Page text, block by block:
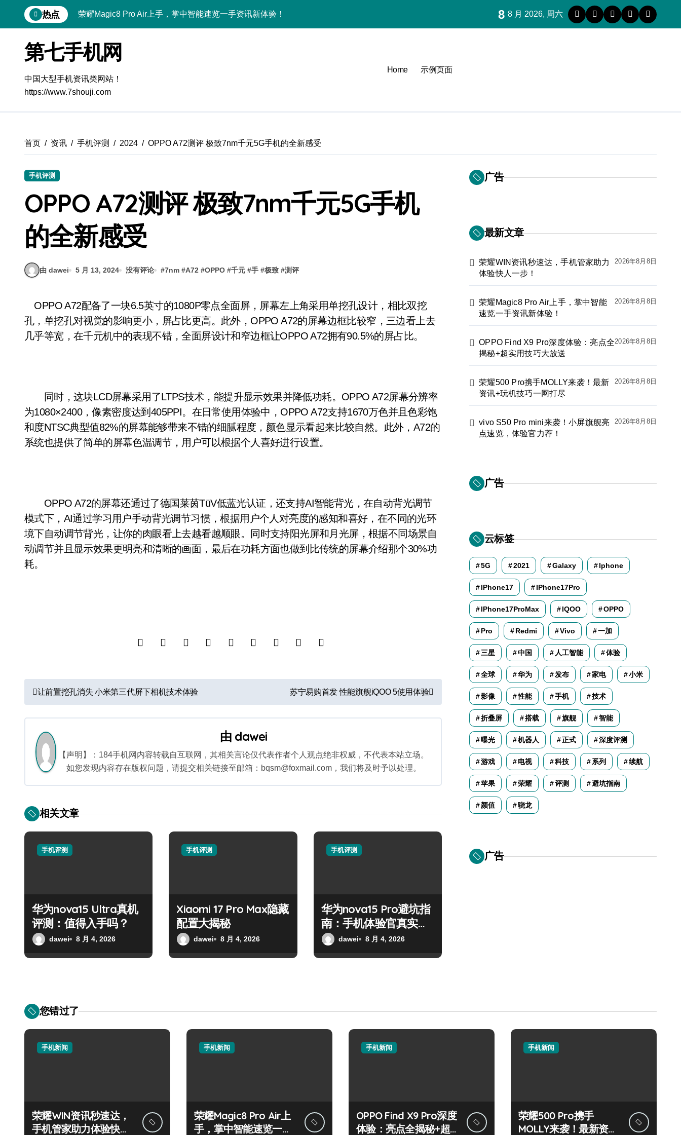
到
热点 荣耀Magic8 Pro Air上手，掌中智能速览一手资讯新体验！
荣耀500 Pro携手MOLLY来袭！最新资讯+玩机技巧一网打尽
vivo S50 Pro mini来袭！小屏旗舰亮点速览，体验官力荐！
REDMI K90深度揭秘：性能影像双突破，体验官带你抢先看！
华为nova 15 Ultra新功能解锁，速来get优惠体验！
iPhone 17e震撼来袭！性能配置大升级，速来围观！
荣耀WIN资讯秒速达，手机管家助力体验快人一步！
8 8 月 2026, 周六
第七手机网
中国大型手机资讯类网站！
https://www.7shouji.com
Home 示例页面
首页 资讯 手机评测 2024 OPPO A72测评 极致7nm千元5G手机的全新感受
手机评测
OPPO A72测评 极致7nm千元5G手机
的全新感受
由 dawei 5 月 13, 2024 没有评论 #7nm #A72 #OPPO #千元 #手 #极致 #测评
OPPO A72配备了一块6.5英寸的1080P零点全面屏，屏幕左上角采用单挖孔设计，相比双挖
孔，单挖孔对视觉的影响更小，屏占比更高。此外，OPPO A72的屏幕边框比较窄，三边看上去
几乎等宽，在千元机中的表现不错，全面屏设计和窄边框让OPPO A72拥有90.5%的屏占比。
同时，这块LCD屏幕采用了LTPS技术，能提升显示效果并降低功耗。OPPO A72屏幕分辨率
为1080×2400，像素密度达到405PPI。在日常使用体验中，OPPO A72支持1670万色并且色彩饱
和度NTSC典型值82%的屏幕能够带来不错的细腻程度，颜色显示看起来比较自然。此外，A72的
系统也提供了简单的屏幕色温调节，用户可以根据个人喜好进行设置。
OPPO A72的屏幕还通过了德国莱茵TüV低蓝光认证，还支持AI智能背光，在自动背光调节
模式下，AI通过学习用户手动背光调节习惯，根据用户个人对亮度的感知和喜好，在不同的光环
境下自动调节背光，让你的肉眼看上去越看越顺眼。同时支持阳光屏和月光屏，根据不同场景自
动调节并且显示效果更明亮和清晰的画面，最后在功耗方面也做到比传统的屏幕介绍那个30%功
耗。
文
章
导
航
让前置挖孔消失 小米第三代屏下相机技术体验 苏宁易购首发 性能旗舰iQOO 5使用体验
由 dawei
【声明】：184手机网内容转载自互联网，其相关言论仅代表作者个人观点绝非权威，不代表本站立场。
如您发现内容存在版权问题，请提交相关链接至邮箱：bqsm@foxmail.com，我们将及时予以处理。
相关文章
手机评测
华为nova15 Ultra真机
评测：值得入手吗？
dawei 8 月 4, 2026
手机评测
Xiaomi 17 Pro Max隐藏
配置大揭秘
dawei 8 月 4, 2026
手机评测
华为nova15 Pro避坑指
南：手机体验官真实测
评
dawei 8 月 4, 2026
广告
最新文章
荣耀WIN资讯秒速达，手机管家助力
体验快人一步！
2026年8月8日
荣耀Magic8 Pro Air上手，掌中智能
速览一手资讯新体验！
2026年8月8日
OPPO Find X9 Pro深度体验：亮点全
揭秘+超实用技巧大放送
2026年8月8日
荣耀500 Pro携手MOLLY来袭！最新
资讯+玩机技巧一网打尽
2026年8月8日
vivo S50 Pro mini来袭！小屏旗舰亮
点速览，体验官力荐！
2026年8月8日
广告
云标签
5G 2021 Galaxy Iphone
IPhone17 IPhone17Pro
IPhone17ProMax IQOO OPPO
Pro Redmi Vivo 一加
三星 中国 人工智能 体验
全球 华为 发布 家电 小米
影像 性能 手机 技术
折叠屏 搭载 旗舰 智能
曝光 机器人 正式 深度评测
游戏 电视 科技 系列 续航
苹果 荣耀 评测 避坑指南
颜值 骁龙
广告
您错过了
手机新闻
荣耀WIN资讯秒速达，
手机管家助力体验快人
手机新闻
荣耀Magic8 Pro Air上
手，掌中智能速览一手
手机新闻
OPPO Find X9 Pro深度
体验：亮点全揭秘+超
手机新闻
荣耀500 Pro携手
MOLLY来袭！最新资讯